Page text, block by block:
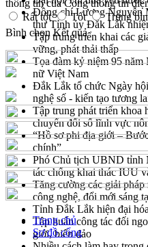
Đồng chí Lương Nguyễn
thư Tỉnh ủy Đắk Lắk
Tập trung triển khai các
vững, phát thải thấp
Tọa đàm kỷ niệm 95
nữ Việt Nam
Đắk Lắk tổ chức Ngày
nghệ số - kiến tạo tương
Tập trung phát triển khoa
chuyển đổi số lĩnh vực
“Hồ sơ phi địa giới –
chính”
Phó Chủ tịch UBND tỉnh
tác chống khai thác IUU
Tăng cường các giải
công nghệ, đổi mới sáng
Tỉnh Đắk Lắk hiện đại
Tập huấn công tác đối
giới, biển đảo
thông tin của Cổng thông tin
Rất tốt
Tốt Trung
Bình chọnKết quả
Trang chủ
Sơ đồ cổng